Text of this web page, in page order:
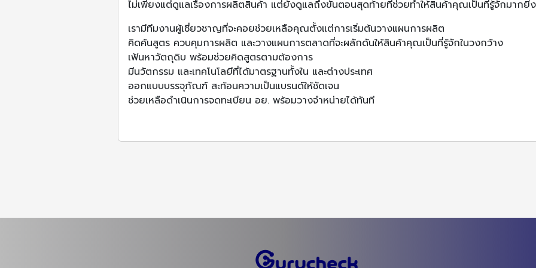
ไม่เพียงแต่ดูแลเรื่องการผลิตสินค้า แต่ยังดูแลถึงขั้นตอนสุดท้ายที่ช่วยทำให้สินค้าคุณเป็นที่รู้จักมากยิ่
เรามีทีมงานผู้เชี่ยวชาญที่จะคอยช่วยเหลือคุณตั้งแต่การเริ่มต้นวางแผนการผลิต
คิดค้นสูตร ควบคุมการผลิต และวางแผนการตลาดที่จะผลักดันให้สินค้าคุณเป็นที่รู้จักในวงกว้าง
เฟ้นหาวัตถุดิบ พร้อมช่วยคิดสูตรตามต้องการ
มีนวัตกรรม และเทคโนโลยีที่ได้มาตรฐานทั้งใน และต่างประเทศ
ออกแบบบรรจุภัณฑ์ สะท้อนความเป็นแบรนด์ให้ชัดเจน
ช่วยเหลือดำเนินการจดทะเบียน อย. พร้อมวางจำหน่ายได้ทันที